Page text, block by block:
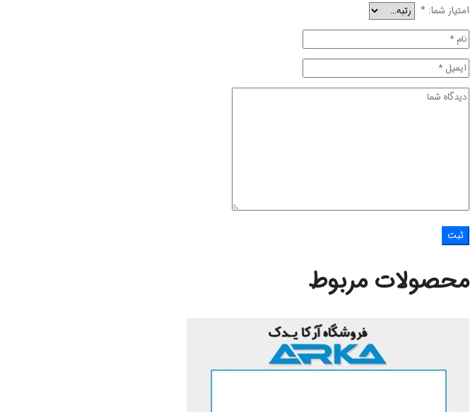
امتیاز شما: *
محصولات مربوط